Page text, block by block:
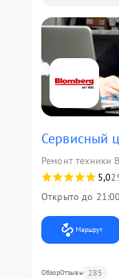
Сервисный
Ремонт техники
5,0
Открыто до 21:00
Маршрут
ОбзорОтзывы 285